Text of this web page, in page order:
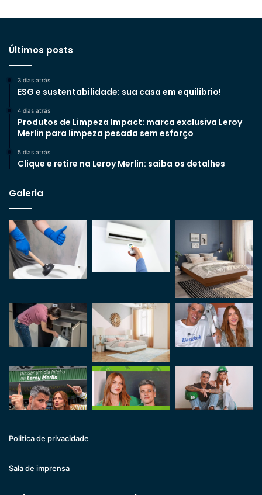
Últimos posts
3 dias atrás
ESG e sustentabilidade: sua casa em equilíbrio!
4 dias atrás
Produtos de Limpeza Impact: marca exclusiva Leroy
Merlin para limpeza pesada sem esforço
5 dias atrás
Clique e retire na Leroy Merlin: saiba os detalhes
Galeria
Politica de privacidade
Sala de imprensa